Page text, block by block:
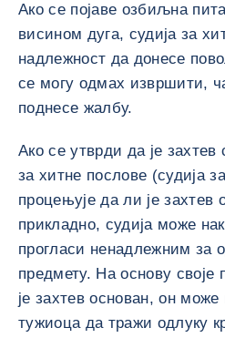
Ако се појаве озбиљна
висином дуга, судија за
надлежност да донесе
се могу одмах извршити,
поднесе жалбу.
Ако се утврди да је
за хитне послове (судија
процењује да ли је захтев
прикладно, судија може
прогласи ненадлежним за
предмету. На основу
је захтев основан, он
тужиоца да тражи одлуку